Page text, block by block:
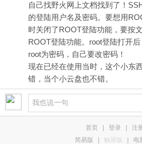
自己找野火网上文档找到了！
的登陆用户名及密码。要想用
时关闭了ROOT登陆功能，要按
ROOT登陆功能。root登陆打开
root为密码，自己要改密码！
现在已经在使用当时，这个小东
错，当个小云盘也不错。
首页 登录
注
简易版
触屏版 电